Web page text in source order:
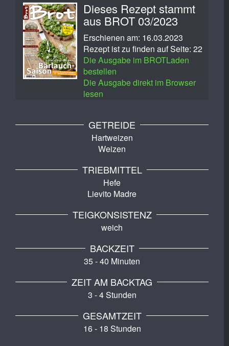
Dieses Rezept stammt
aus BROT 03/2023
Erschienen am: 16.03.2023
Rezept ist zu finden auf Seite: 22
Die Ausgabe im BROTLaden
bestellen
Die Ausgabe direkt im Browser
lesen
GETREIDE
Hartweizen
Weizen
TRIEBMITTEL
Hefe
Lievito Madre
TEIGKONSISTENZ
weich
BACKZEIT
35 - 40 Minuten
ZEIT AM BACKTAG
3 - 4 Stunden
GESAMTZEIT
16 - 18 Stunden